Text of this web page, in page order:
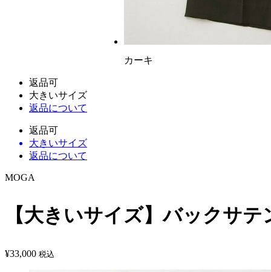
カーキ
返品可
大きいサイズ
返品について
返品可
大きいサイズ
返品について
MOGA
【大きいサイズ】バックサ
¥33,000 税込